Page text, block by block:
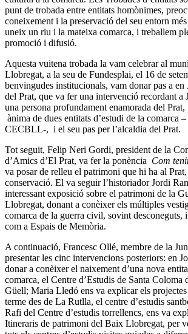
punt de trobada entre entitats homònimes,
coneixement i la preservació del seu entorn
uneix un riu i la mateixa comarca, i treballem
promoció i difusió.
Aquesta vuitena trobada la vam celebrar al
Llobregat, a la seu de Fundesplai, el 16 de
benvingudes institucionals, vam donar pas a
del Prat, que va fer una intervenció recordant a
una persona profundament enamorada del
ànima de dues entitats d’estudi de la comarca
CECBLL-, i el seu pas per l’alcaldia del Prat.
Tot seguit, Felip Neri Gordi, president de la
d’Amics d’El Prat, va fer la ponència Com
va posar de relleu el patrimoni que hi ha al
conservació. El va seguir l’historiador Jordi
interessant exposició sobre el patrimoni de la
Llobregat, donant a conèixer els múltiples
comarca de la guerra civil, sovint desconeguts,
com a Espais de Memòria.
A continuació, Francesc Ollé, membre de la
presentar les cinc intervencions posteriors: en
donar a conèixer el naixement d’una nova
comarca, el Centre d’Estudis de Santa
Güell; Maria Lledó ens va explicar els projectes
terme des de La Rutlla, el centre d’estudis
Rafi del Centre d’estudis torrellencs, ens va
Itineraris de patrimoni del Baix Llobregat, per